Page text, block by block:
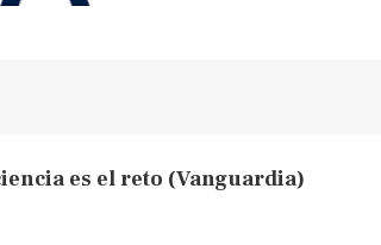
es el reto (Vanguardia)